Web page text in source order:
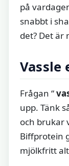
på
snabbt i
det? Det är
Frågan “
upp. Tänk
och brukar
Biffprotein
mjölkfritt